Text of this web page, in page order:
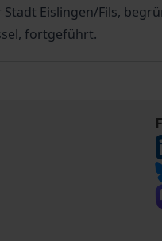
Eislingen/Fils,
fortgeführt.